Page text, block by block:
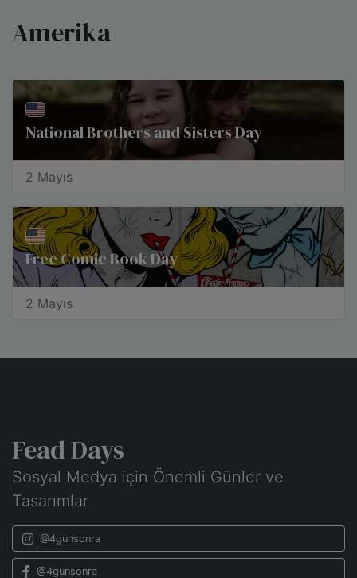
Amerika
National Brothers and Sisters Day
2 Mayıs
Free Comic Book Day
2 Mayıs
Fead Days
Sosyal Medya için Önemli Günler ve
Tasarımlar
@4gunsonra
@4gunsonra